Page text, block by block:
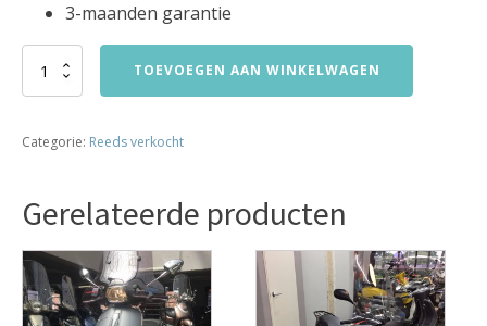
3-maanden garantie
tomos
snor
2109km!!!
verkocht
aantal
TOEVOEGEN AAN WINKELWAGEN
Categorie: Reeds verkocht
Gerelateerde producten